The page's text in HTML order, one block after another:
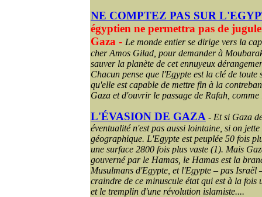
NE COMPTEZ PAS SUR
égyptien ne permettra pas de
Gaza - Le monde entier se dirige vers la
cher Amos Gilad , pour demander à
sauver la planète de cet ennuyeux
Chacun pense que l'Egypte est la clé de
qu'elle est capable de mettre fin à la
Gaza et d'ouvrir le passage de Rafah,
L'ÉVASION DE GAZA - Et si Gaza
éventualité n'est pas aussi lointaine, si on
géographique. L'Egypte est peuplée 50 fois
une surface 2800 fois plus vaste (1). Mais
gouverné par le Hamas, le Hamas est la
Musulmans d'Egypte, et l'Egypte – pas Israël
craindre de ce minuscule état qui est à la fois
et le tremplin d'une révolution islamiste....